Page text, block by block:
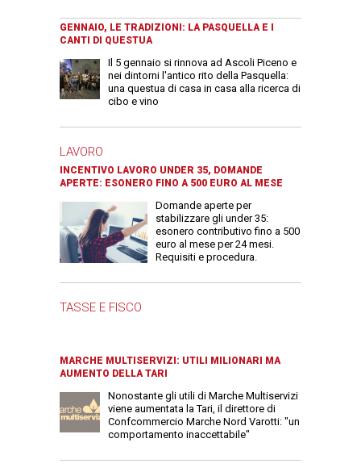
GENNAIO, LE TRADIZIONI: LA PASQUELLA E I
CANTI DI QUESTUA
Il 5 gennaio si rinnova ad Ascoli Piceno e
nei dintorni l'antico rito della Pasquella:
una questua di casa in casa alla ricerca di
cibo e vino
LAVORO
INCENTIVO LAVORO UNDER 35, DOMANDE
APERTE: ESONERO FINO A 500 EURO AL MESE
Domande aperte per
stabilizzare gli under 35:
esonero contributivo fino a 500
euro al mese per 24 mesi.
Requisiti e procedura.
TASSE E FISCO
MARCHE MULTISERVIZI: UTILI MILIONARI MA
AUMENTO DELLA TARI
Nonostante gli utili di Marche Multiservizi
viene aumentata la Tari, il direttore di
Confcommercio Marche Nord Varotti: "un
comportamento inaccettabile"